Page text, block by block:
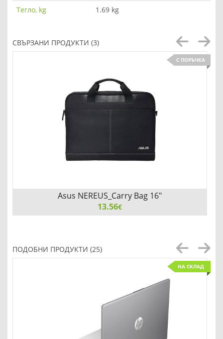
Тегло, kg 1.69 kg
СВЪРЗАНИ ПРОДУКТИ (3)
С ПОРЪЧКА
Сравни
Asus NEREUS_Carry Bag 16"
13.56€
ПОДОБНИ ПРОДУКТИ (25)
НА СКЛАД